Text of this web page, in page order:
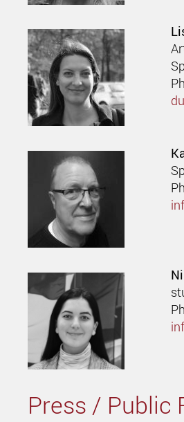
Press / Public